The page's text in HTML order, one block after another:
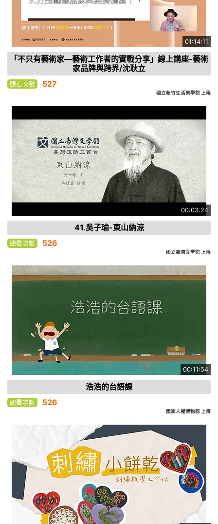
01:14:11
「不只有藝術家—藝術工作者的實戰分享」線上講座-藝術
家品牌與跨界/沈耿立
觀看次數 527
國立新竹生活美學館 上傳
00:03:24
41.吳子瑜-東山納涼
觀看次數 526
國立臺灣文學館 上傳
00:11:54
浩浩的台語課
觀看次數 526
國家人權博物館 上傳